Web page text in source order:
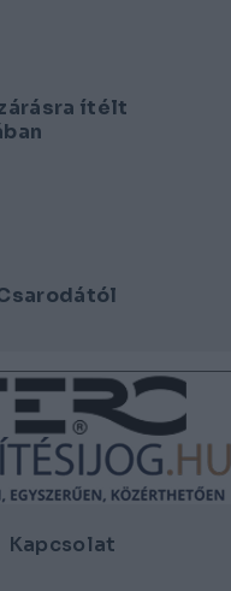
ítélt
Kapcsolat